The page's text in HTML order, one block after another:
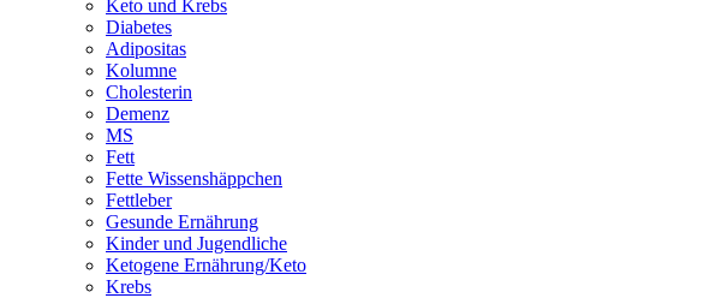
Keto und Krebs
Diabetes
Adipositas
Kolumne
Cholesterin
Demenz
MS
Fett
Fette Wissenshäppchen
Fettleber
Gesunde Ernährung
Kinder und Jugendliche
Ketogene Ernährung/Keto
Krebs